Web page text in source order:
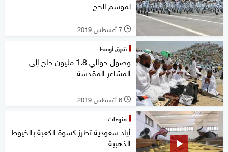
لموسم الحج
l 7 أغسطس 2019
شرق أوسط
وصول حوالي 1.8 مليون حاج إلى
المشاعر المقدسة
l 6 أغسطس 2019
منوعات
أياد سعودية تطرز كسوة الكعبة بالخيوط
الذهبية